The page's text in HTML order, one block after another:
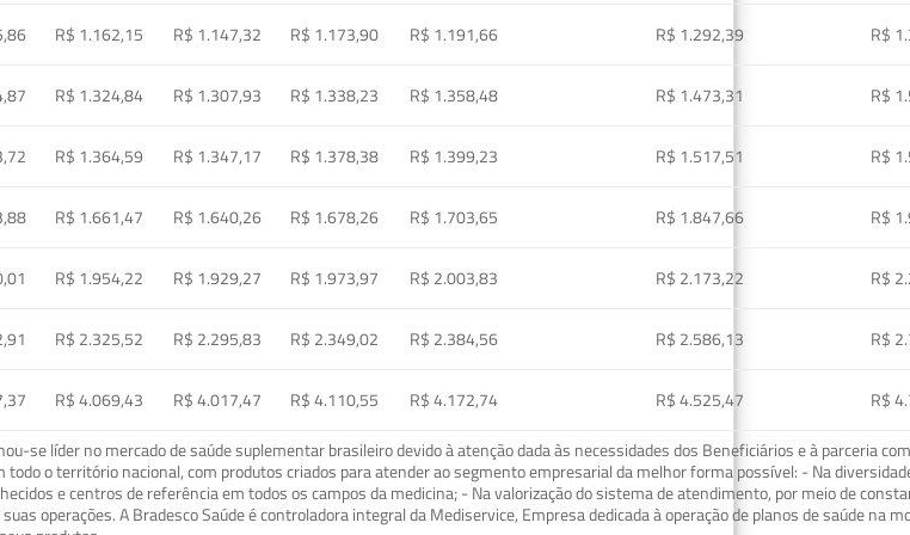
R$ 1.162,15 R$ 1.147,32 R$ 1.173,90 R$ 1.191,66 R$ 1.292,39
R$
R$ 1.324,84 R$ 1.307,93 R$ 1.338,23 R$ 1.358,48 R$ 1.473,31
R$
R$ 1.364,59 R$ 1.347,17 R$ 1.378,38 R$ 1.399,23 R$ 1.517,51
R$
R$ 1.661,47 R$ 1.640,26 R$ 1.678,26 R$ 1.703,65 R$ 1.847,66
R$
R$ 1.954,22 R$ 1.929,27 R$ 1.973,97 R$ 2.003,83 R$ 2.173,22
R$
R$ 2.325,52 R$ 2.295,83 R$ 2.349,02 R$ 2.384,56 R$ 2.586,13
R$
R$ 4.069,43 R$ 4.017,47 R$ 4.110,55 R$ 4.172,74 R$ 4.525,47
R$
se líder no mercado de saúde suplementar brasileiro devido à atenção dada às necessidades dos Beneficiários e à parceria
todo o território nacional, com produtos criados para atender ao segmento empresarial da melhor forma possível: - Na
e centros de referência em todos os campos da medicina; - Na valorização do sistema de atendimento, por meio de
operações. A Bradesco Saúde é controladora integral da Mediservice, Empresa dedicada à operação de planos de saúde na